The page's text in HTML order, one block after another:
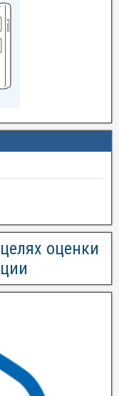
оценки